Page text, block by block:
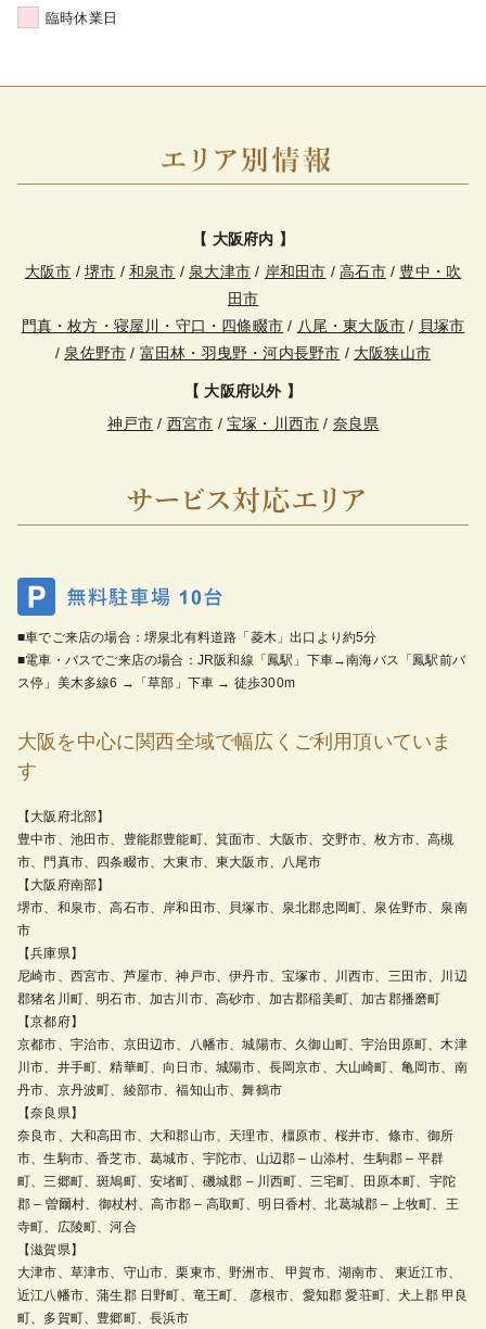
臨時休業日
【 大阪府内 】
大阪市 /堺市 /和泉市 / 泉大津市 / 岸和田市 /高石市/ 豊中・吹
田市
門真・枚方・寝屋川・守口・四條畷市 / 八尾・東大阪市 / 貝塚市
/ 泉佐野市 / 富田林・羽曳野・河内長野市 / 大阪狭山市
【 大阪府以外 】
神戸市 / 西宮市 / 宝塚・川西市 / 奈良県
■車でご来店の場合：堺泉北有料道路「菱木」出口より約5分
■電車・バスでご来店の場合：JR阪和線「鳳駅」下車→南海バス「鳳駅前バ
ス停」美木多線6 →「草部」下車 → 徒歩300m
大阪を中心に関西全域で幅広くご利用頂いていま
す
【大阪府北部】
豊中市、池田市、豊能郡豊能町、箕面市、大阪市、交野市、枚方市、高槻
市、門真市、四条畷市、大東市、東大阪市、八尾市
【大阪府南部】
堺市、和泉市、高石市、岸和田市、貝塚市、泉北郡忠岡町、泉佐野市、泉南
市
【兵庫県】
尼崎市、西宮市、芦屋市、神戸市、伊丹市、宝塚市、川西市、三田市、川辺
郡猪名川町、明石市、加古川市、高砂市、加古郡稲美町、加古郡播磨町
【京都府】
京都市、宇治市、京田辺市、八幡市、城陽市、久御山町、宇治田原町、木津
川市、井手町、精華町、向日市、城陽市、長岡京市、大山崎町、亀岡市、南
丹市、京丹波町、綾部市、福知山市、舞鶴市
【奈良県】
奈良市、大和高田市、大和郡山市、天理市、橿原市、桜井市、條市、御所
市、生駒市、香芝市、葛城市、宇陀市、山辺郡 – 山添村、生駒郡 – 平群
町、三郷町、斑鳩町、安堵町、磯城郡 – 川西町、三宅町、田原本町、宇陀
郡 – 曽爾村、御杖村、高市郡 – 高取町、明日香村、北葛城郡 – 上牧町、王
寺町、広陵町、河合
【滋賀県】
大津市、草津市、守山市、栗東市、野洲市、 甲賀市、湖南市、 東近江市、
近江八幡市、蒲生郡 日野町、竜王町、 彦根市、愛知郡 愛荘町、犬上郡 甲良
町、多賀町、豊郷町、長浜市